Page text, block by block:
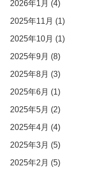
2026年1月 (4)
2025年11月 (1)
2025年10月 (1)
2025年9月 (8)
2025年8月 (3)
2025年6月 (1)
2025年5月 (2)
2025年4月 (4)
2025年3月 (5)
2025年2月 (5)